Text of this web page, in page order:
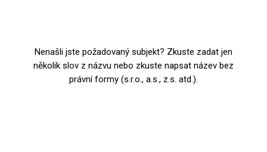
Nenašli jste požadovaný subjekt? Zkuste zadat jen
několik slov z názvu nebo zkuste napsat název bez
právní formy (s.r.o., a.s., z.s. atd.).